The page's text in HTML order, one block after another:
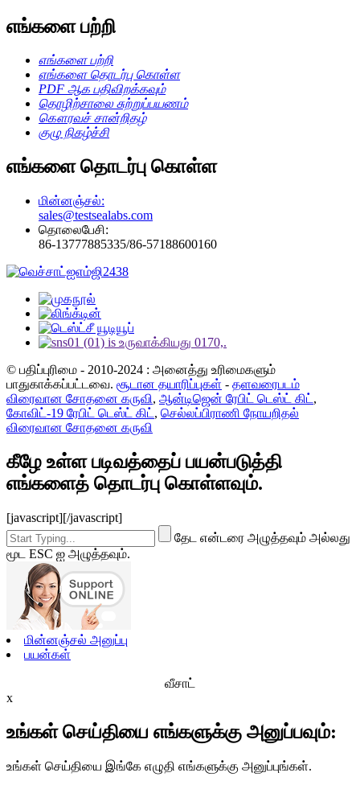
எங்களை பற்றி
எங்களை பற்றி
எங்களை தொடர்பு கொள்ள
PDF ஆக பதிவிறக்கவும்
தொழிற்சாலை சுற்றுப்பயணம்
கௌரவச் சான்றிதழ்
குழு நிகழ்ச்சி
எங்களை தொடர்பு கொள்ள
மின்னஞ்சல்:
sales@testsealabs.com
தொலைபேசி:
86-13777885335/86-57188600160
© பதிப்புரிமை - 2010-2024 : அனைத்து உரிமைகளும்
பாதுகாக்கப்பட்டவை. சூடான தயாரிப்புகள் - தளவரைபடம்
விரைவான சோதனை கருவி, ஆன்டிஜென் ரேபிட் டெஸ்ட் கிட் ,
கோவிட்-19 ரேபிட் டெஸ்ட் கிட் , செல்லப்பிராணி நோயறிதல்
விரைவான சோதனை கருவி
கீழே உள்ள படிவத்தைப் பயன்படுத்தி
எங்களைத் தொடர்பு கொள்ளவும்.
[javascript][/javascript]
தேட என்டரை அழுத்தவும் அல்லது
மூட ESC ஐ அழுத்தவும்.
மின்னஞ்சல் அனுப்பு
பயன்கள்
வீசாட்
x
உங்கள் செய்தியை எங்களுக்கு அனுப்பவும்:
உங்கள் செய்தியை இங்கே எழுதி எங்களுக்கு அனுப்புங்கள்.